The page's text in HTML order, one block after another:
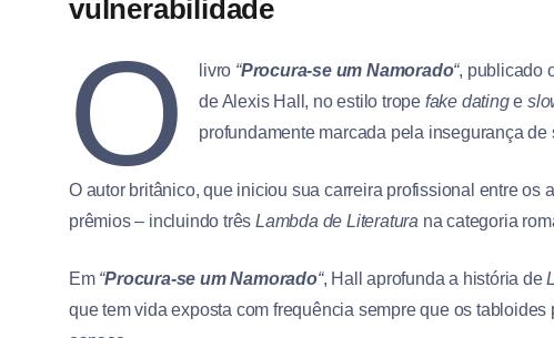
vulnerabilidade
O livro “Procura-se um Namorado“, publicado
de Alexis Hall, no estilo trope fake datinge
profundamente marcada pela insegurança de
O autor britânico, que iniciou sua carreira profissional entre
prêmios – incluindo trêsLambda de Literatura na categoria
Em “Procura-se um Namorado“, Hall aprofunda a história de
que tem vida exposta com frequência sempre que os